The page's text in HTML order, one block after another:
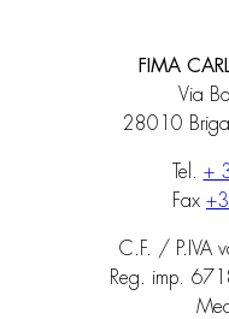
FIMA
Via
28010
Tel. +
Fax
C.F. / P.IVA
Reg. imp.